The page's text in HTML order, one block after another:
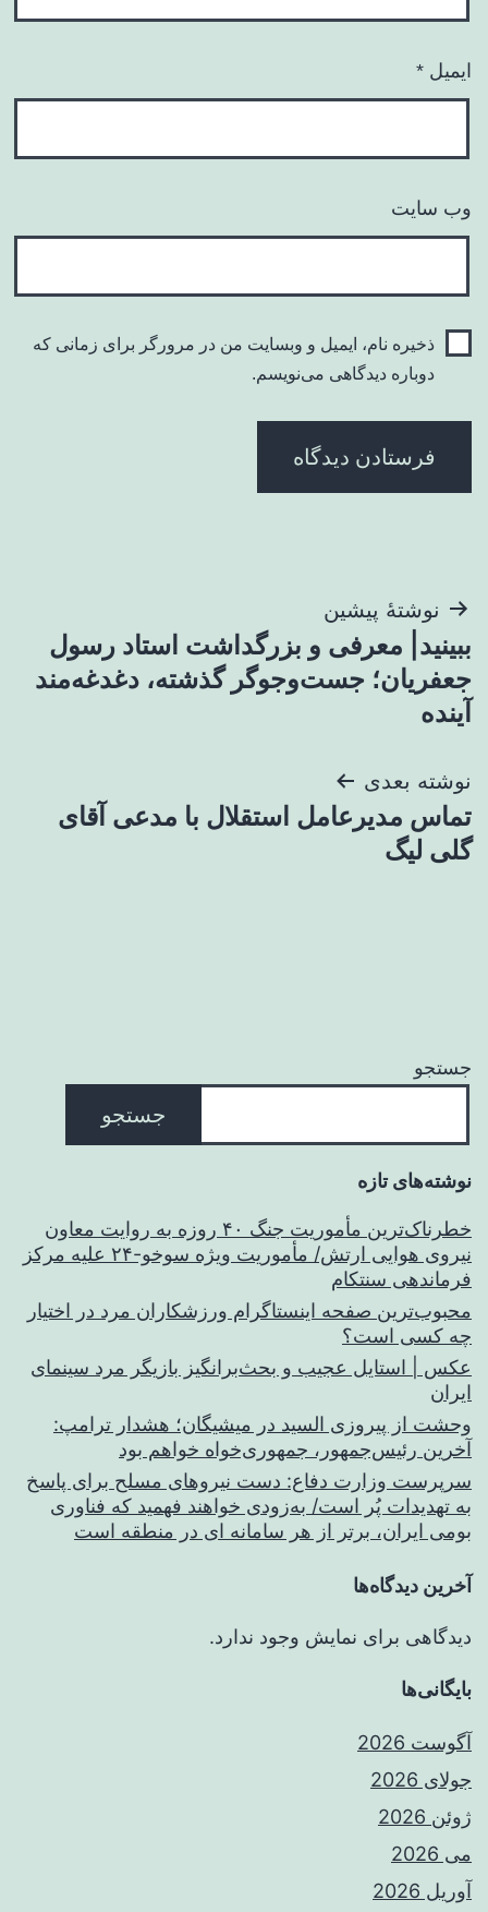
ایمیل *
وب‌ سایت
ذخیره نام، ایمیل و وبسایت من در مرورگر برای زمانی که
دوباره دیدگاهی می‌نویسم.
راهبری
نوشته
نوشتهٔ پیشین
ببینید| معرفی و بزرگداشت استاد رسول
جعفریان؛ جست‌وجوگر گذشته، دغدغه‌مند
آینده
نوشته بعدی
تماس مدیرعامل استقلال با مدعی آقای
گلی لیگ
جستجو
جستجو
نوشته‌های تازه
خطرناک‌ترین مأموریت جنگ ۴۰ روزه به روایت معاون
نیروی هوایی ارتش/ مأموریت ویژه سوخو-۲۴ علیه مرکز
فرماندهی سنتکام
محبوب‌ترین صفحه اینستاگرام ورزشکاران مرد در اختیار
چه کسی است؟
عکس | استایل عجیب و بحث‌برانگیز بازیگر مرد سینمای
ایران
وحشت از پیروزی السید در میشیگان؛ هشدار ترامپ:
آخرین رئیس‌جمهور، جمهوری‌خواه خواهم بود
سرپرست وزارت دفاع: دست نیروهای مسلح برای پاسخ
به تهدیدات پُر است/ به‌زودی خواهند فهمید که فناوری
بومی ایران، برتر از هر سامانه ای در منطقه است
آخرین دیدگاه‌ها
دیدگاهی برای نمایش وجود ندارد.
بایگانی‌ها
آگوست 2026
جولای 2026
ژوئن 2026
می 2026
آوریل 2026